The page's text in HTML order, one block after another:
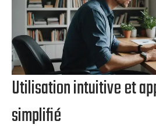
Utilisation intuitive et
simplifié